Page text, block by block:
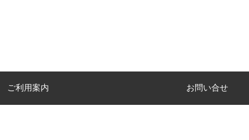
ご利用案内 お問い合せ